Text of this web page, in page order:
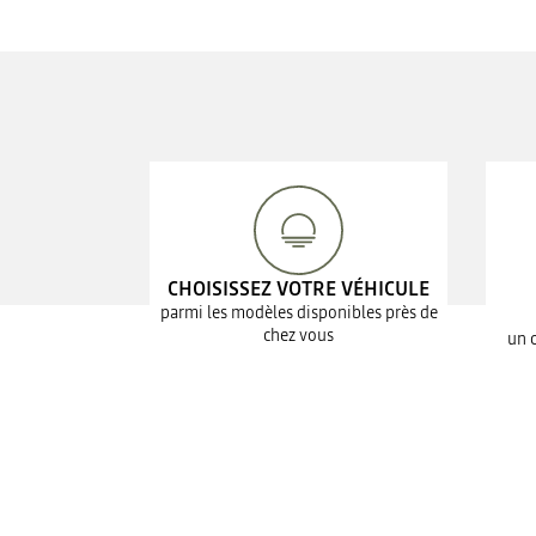
CHOISISSEZ VOTRE VÉHICULE
parmi les modèles disponibles près de
chez vous
un